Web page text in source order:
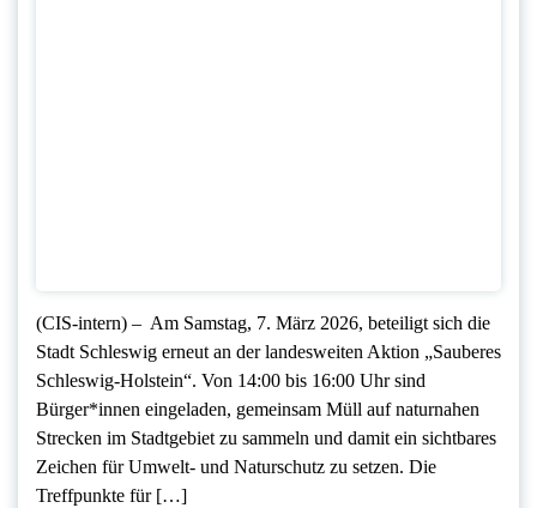
(CIS-intern) – Am Samstag, 7. März 2026, beteiligt sich die
Stadt Schleswig erneut an der landesweiten Aktion „Sauberes
Schleswig-Holstein“. Von 14:00 bis 16:00 Uhr sind
Bürger*innen eingeladen, gemeinsam Müll auf naturnahen
Strecken im Stadtgebiet zu sammeln und damit ein sichtbares
Zeichen für Umwelt- und Naturschutz zu setzen. Die
Treffpunkte für […]